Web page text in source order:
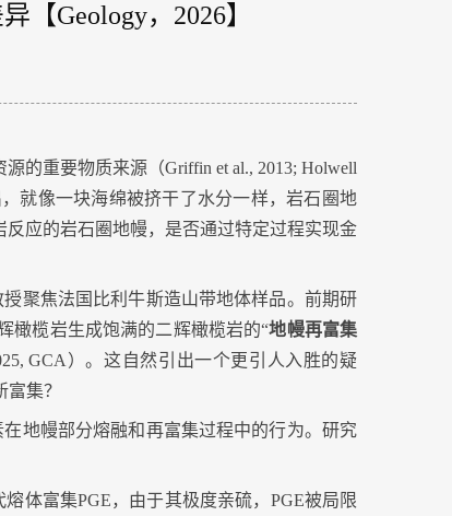
【Geology，2026】
源的重要物质来源（Griffin et al., 2013; Holwell
就像一块海绵被挤干了水分一样，岩石圈地
反应的岩石圈地幔，是否通过特定过程实现金
聚焦法国比利牛斯造山带地体样品。前期研
橄榄岩生成饱满的二辉橄榄岩的“地幔再富集
GCA）。这自然引出一个更引人入胜的疑
集？
地幔部分熔融和再富集过程中的行为。研究
熔体富集PGE，由于其极度亲硫， PGE被局限